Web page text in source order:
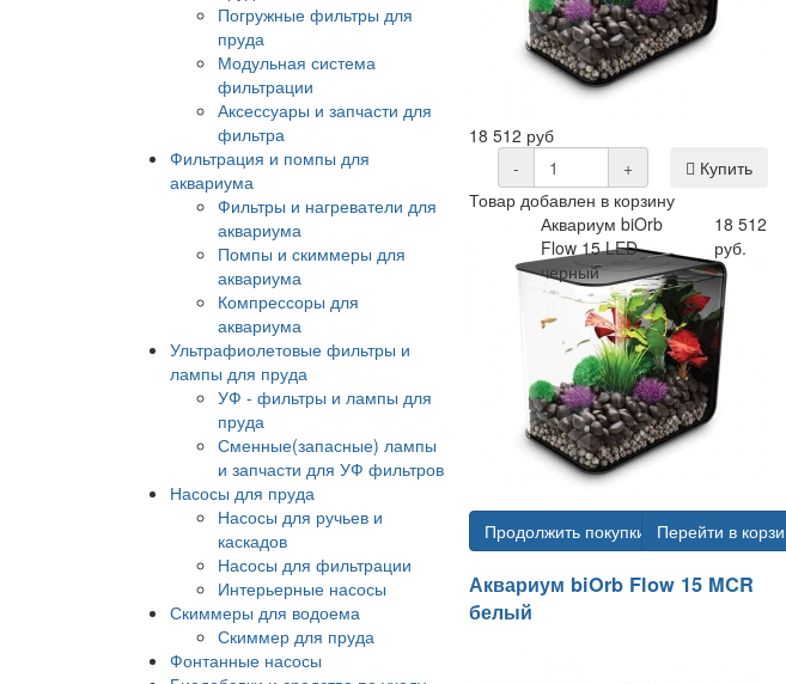
Погружные фильтры для
пруда
Модульная система
фильтрации
Аксессуары и запчасти для
фильтра
Фильтрация и помпы для
аквариума
Фильтры и нагреватели для
аквариума
Помпы и скиммеры для
аквариума
Компрессоры для
аквариума
Ультрафиолетовые фильтры и
лампы для пруда
УФ - фильтры и лампы для
пруда
Сменные(запасные) лампы
и запчасти для УФ фильтров
Насосы для пруда
Насосы для ручьев и
каскадов
Насосы для фильтрации
Интерьерные насосы
Скиммеры для водоема
Скиммер для пруда
Фонтанные насосы
18 512 руб
-
+
Купить
Товар добавлен в корзину
Аквариум biOrb
Flow 15 LED
черный
18 512
руб.
Продолжить покупки Перейти в
Аквариум biOrb Flow 15 MCR
белый